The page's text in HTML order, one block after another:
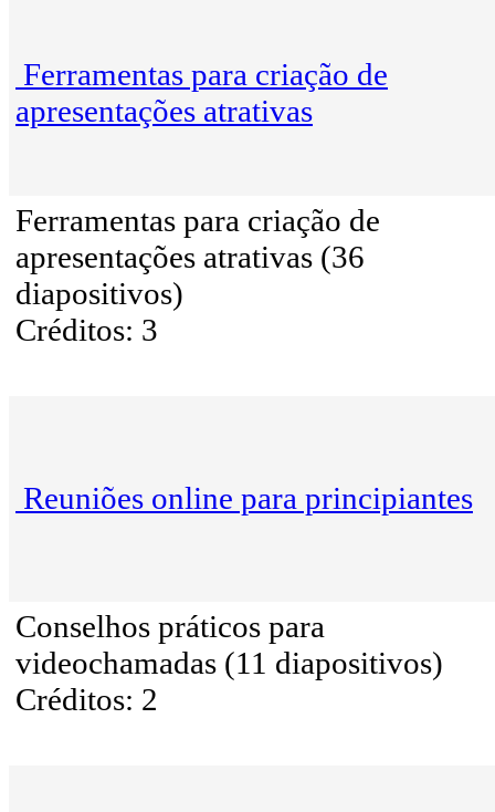
Ferramentas para criação de
apresentações atrativas
Ferramentas para criação de
apresentações atrativas (36
diapositivos)
Créditos: 3
Reuniões online para principiantes
Conselhos práticos para
videochamadas (11 diapositivos)
Créditos: 2